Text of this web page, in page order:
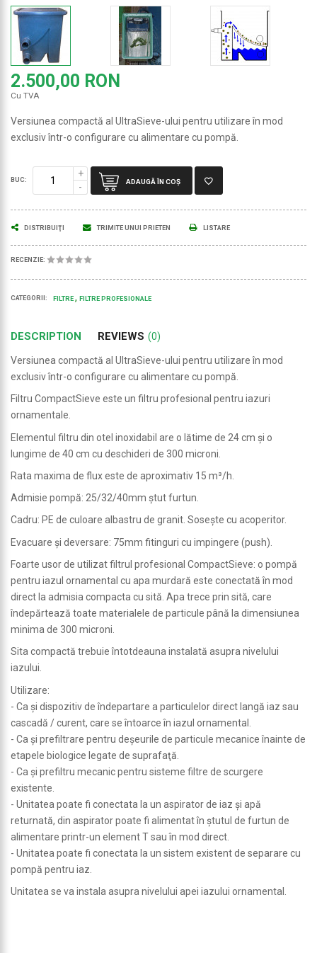
2.500,00 RON
Cu TVA
Versiunea compactă al UltraSieve-ului pentru utilizare în mod
exclusiv într-o configurare cu alimentare cu pompă.
BUC: ADAUGĂ ÎN COŞ
DISTRIBUIŢI TRIMITE UNUI PRIETEN LISTARE
RECENZIE:
CATEGORII: FILTRE FILTRE PROFESIONALE
DESCRIPTION REVIEWS (0)
Versiunea compactă al UltraSieve-ului pentru utilizare în mod
exclusiv într-o configurare cu alimentare cu pompă.
Filtru CompactSieve este un filtru profesional pentru iazuri
ornamentale.
Elementul filtru din otel inoxidabil are o lătime de 24 cm şi o
lungime de 40 cm cu deschideri de 300 microni.
Rata maxima de flux este de aproximativ 15 m³/h.
Admisie pompă: 25/32/40mm ştut furtun.
Cadru: PE de culoare albastru de granit. Soseşte cu acoperitor.
Evacuare şi deversare: 75mm fitinguri cu impingere (push).
Foarte usor de utilizat filtrul profesional CompactSieve: o pompă
pentru iazul ornamental cu apa murdară este conectată în mod
direct la admisia compacta cu sită. Apa trece prin sită, care
îndepărtează toate materialele de particule până la dimensiunea
minima de 300 microni.
Sita compactă trebuie întotdeauna instalată asupra nivelului
iazului.
Utilizare:
- Ca şi dispozitiv de îndepartare a particulelor direct langă iaz sau
cascadă / curent, care se întoarce în iazul ornamental.
- Ca şi prefiltrare pentru deşeurile de particule mecanice înainte de
etapele biologice legate de suprafaţă.
- Ca şi prefiltru mecanic pentru sisteme filtre de scurgere
existente.
- Unitatea poate fi conectata la un aspirator de iaz şi apă
returnată, din aspirator poate fi alimentat în ştutul de furtun de
alimentare printr-un element T sau în mod direct.
- Unitatea poate fi conectata la un sistem existent de separare cu
pompă pentru iaz.
Unitatea se va instala asupra nivelului apei iazului ornamental.